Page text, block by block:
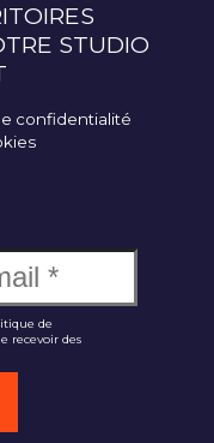
STUDIO
confidentialité
de
recevoir des